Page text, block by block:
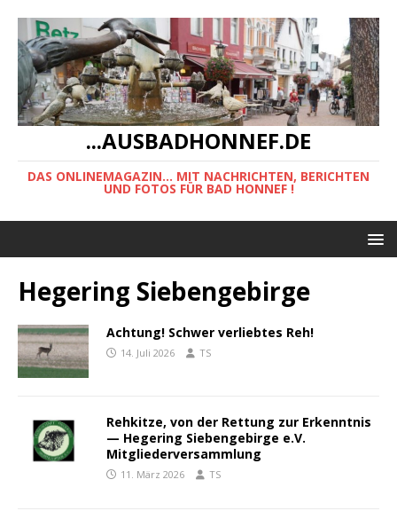
...AUSBADHONNEF.DE
DAS ONLINEMAGAZIN... MIT NACHRICHTEN, BERICHTEN
UND FOTOS FÜR BAD HONNEF !
Hegering Siebengebirge
Achtung! Schwer verliebtes Reh!
14. Juli 2026 TS
Rehkitze, von der Rettung zur Erkenntnis
— Hegering Siebengebirge e.V.
Mitgliederversammlung
11. März 2026 TS